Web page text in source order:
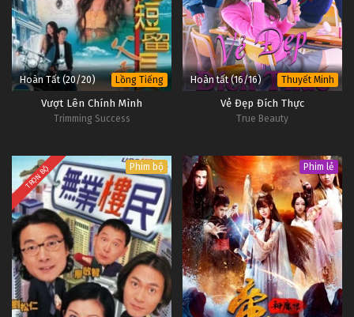
Hoàn Tất (20/20) Lồng Tiếng
Vượt Lên Chính Mình
Trimming Success
Hoàn tất (16/16) Thuyết Minh
Vẻ Đẹp Đích Thực
True Beauty
TRỌN BỘ Phim bộ Phim lẻ